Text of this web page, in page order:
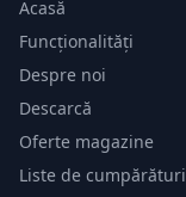
Acasă
Funcționalități
Despre noi
Descarcă
Oferte magazine
Liste de cumpărături